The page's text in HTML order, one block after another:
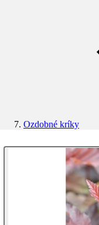
Ozdobné kríky